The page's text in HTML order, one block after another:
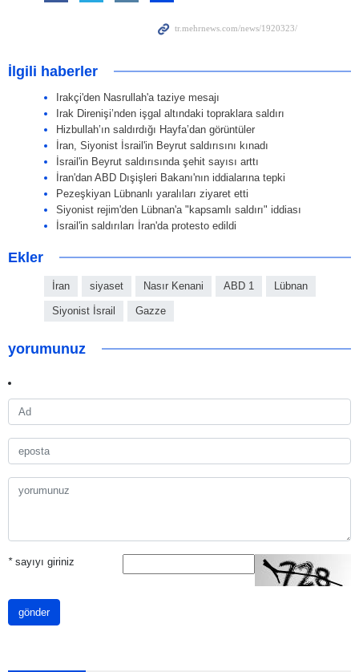
İlgili haberler
Irakçi'den Nasrullah'a taziye mesajı
Irak Direnişi’nden işgal altındaki topraklara saldırı
Hizbullah’ın saldırdığı Hayfa’dan görüntüler
İran, Siyonist İsrail'in Beyrut saldırısını kınadı
İsrail'in Beyrut saldırısında şehit sayısı arttı
İran'dan ABD Dışişleri Bakanı'nın iddialarına tepki
Pezeşkiyan Lübnanlı yaralıları ziyaret etti
Siyonist rejim'den Lübnan'a "kapsamlı saldırı" iddiası
İsrail'in saldırıları İran'da protesto edildi
Ekler
İran siyaset Nasır Kenani ABD 1 Lübnan
Siyonist İsrail Gazze
yorumunuz
*sayıyı giriniz
gönder